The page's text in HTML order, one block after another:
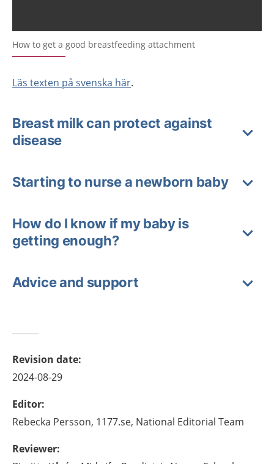
How to get a good breastfeeding attachment
Läs texten på svenska här.
Breast milk can protect against
disease
Starting to nurse a newborn baby
How do I know if my baby is
getting enough?
Advice and support
Revision date:
2024-08-29
Editor:
Rebecka Persson, 1177.se, National Editorial Team
Reviewer: